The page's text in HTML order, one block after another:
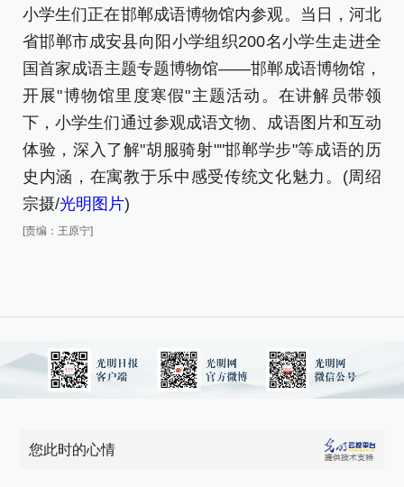
小学生们正在邯郸成语博物馆内参观。当日，河北
省邯郸市成安县向阳小学组织200名小学生走进全
国首家成语主题专题博物馆——邯郸成语博物馆，
开展"博物馆里度寒假"主题活动。在讲解员带领
下，小学生们通过参观成语文物、成语图片和互动
体验，深入了解"胡服骑射""邯郸学步"等成语的历
史内涵，在寓教于乐中感受传统文化魅力。(周绍
宗摄/光明图片)
[责编：王原宁]
您此时的心情